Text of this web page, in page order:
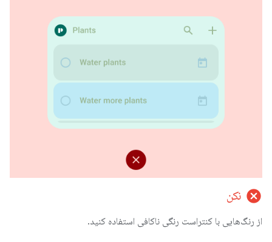
cancel نکن
از رنگ‌هایی با کنتراست رنگی ناکافی استفاده کنید.